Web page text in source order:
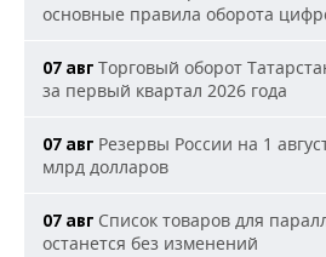
основные правила оборота
07 авг Торговый оборот
за первый квартал 2026 года
07 авг Резервы России на 1
млрд долларов
07 авг Список товаров для
останется без изменений